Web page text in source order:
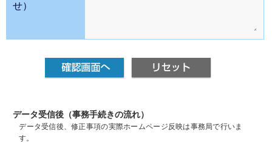
せ）
データ受信後（事務手続きの流れ）
データ受信後、修正事項の実際ホームページ反映は事務局で行いま
す。